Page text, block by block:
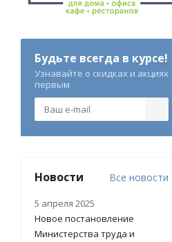
Будьте всегда в курсе!
Узнавайте о скидках и акциях
первым
Новости Все новости
5 апреля 2025
Новое постановление
Министерства труда и